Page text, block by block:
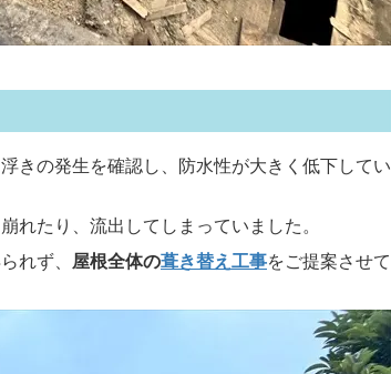
きの発生を確認し、防水性が大きく低下してい
れたり、流出してしまっていました。
れず、 屋根全体の葺き替え工事をご提案させて